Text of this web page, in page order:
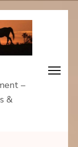
–
&